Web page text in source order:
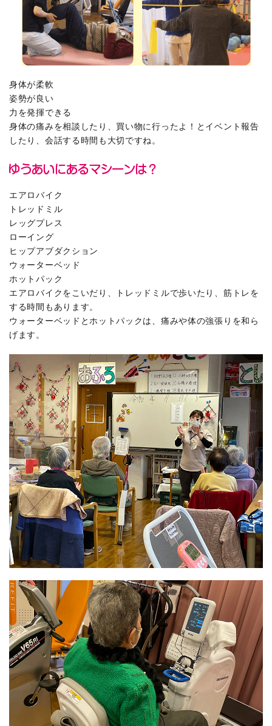
身体が柔軟
姿勢が良い
力を発揮できる
身体の痛みを相談したり、買い物に行ったよ！とイベント報告
したり、会話する時間も大切ですね。
エアロバイク
トレッドミル
レッグプレス
ローイング
ヒップアブダクション
ウォーターベッド
ホットパック
エアロバイクをこいだり、トレッドミルで歩いたり、筋トレを
する時間もあります。
ウォーターベッドとホットパックは、痛みや体の強張りを和ら
げます。